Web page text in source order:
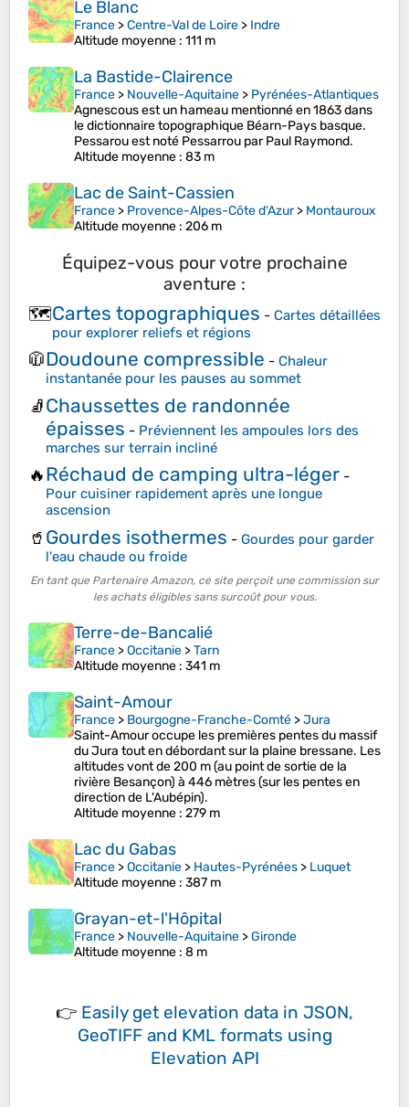
Le Blanc
France >Centre-Val de Loire > Indre
Altitude moyenne : 111 m
La Bastide-Clairence
France > Nouvelle-Aquitaine > Pyrénées-Atlantiques
Agnescous est un hameau mentionné en 1863 dans
le dictionnaire topographique Béarn-Pays basque.
Pessarou est noté Pessarrou par Paul Raymond.
Altitude moyenne : 83 m
Lac de Saint-Cassien
France > Provence-Alpes-Côte d'Azur> Montauroux
Altitude moyenne : 206 m
Équipez-vous pour votre prochaine
aventure :
🗺️Cartes topographiques - Cartes détaillées
pour explorer reliefs et régions
🧥Doudoune compressible - Chaleur
instantanée pour les pauses au sommet
🧦Chaussettes de randonnée
épaisses - Préviennent les ampoules lors des
marches sur terrain incliné
🔥Réchaud de camping ultra-léger -
Pour cuisiner rapidement après une longue
ascension
🥤 Gourdes isothermes - Gourdes pour garder
l'eau chaude ou froide
En tant que Partenaire Amazon, ce site perçoit une commission sur
les achats éligibles sans surcoût pour vous.
Terre-de-Bancalié
France >Occitanie >Tarn
Altitude moyenne : 341 m
Saint-Amour
France > Bourgogne-Franche-Comté >Jura
Saint-Amour occupe les premières pentes du massif
du Jura tout en débordant sur la plaine bressane. Les
altitudes vont de 200 m (au point de sortie de la
rivière Besançon) à 446 mètres (sur les pentes en
direction de L'Aubépin).
Altitude moyenne : 279 m
Lac du Gabas
France >Occitanie > Hautes-Pyrénées > Luquet
Altitude moyenne : 387 m
Grayan-et-l'Hôpital
France > Nouvelle-Aquitaine >Gironde
Altitude moyenne : 8 m
👉 Easily get elevation data in JSON,
GeoTIFF and KML formats using
Elevation API